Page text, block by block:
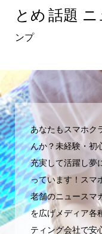
とめ 話題 ニ
ンプ
あなたもスマホク
んか？未経験・初
充実して活躍し夢
っています！スマ
老舗のニュースマ
を広げメディア各
ティング会社で安